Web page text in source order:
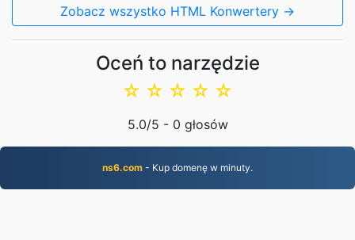
Zobacz wszystko HTML Konwertery →
Oceń to narzędzie
☆
☆
☆
☆
☆
5.0/5 - 0 głosów
ns6.com - Kup domenę w minuty.